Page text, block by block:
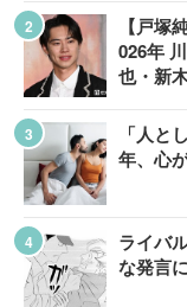
【戸塚
026年
也・新
「人と
年、心
ライバ
な発言